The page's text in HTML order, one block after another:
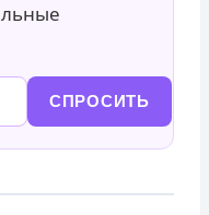
СПРОСИТЬ